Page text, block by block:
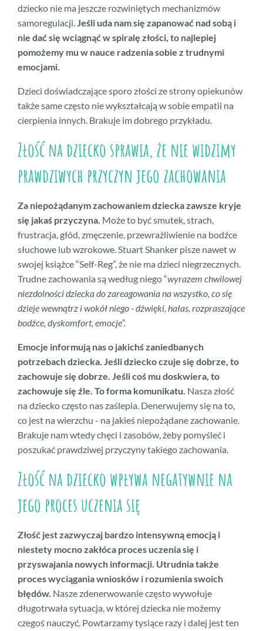
dziecko nie ma jeszcze rozwiniętych mechanizmów
samoregulacji.Jeśli uda nam się zapanować nad sobą i
nie dać się wciągnąć w spiralę złości, to najlepiej
pomożemy mu w nauce radzenia sobie z trudnymi
emocjami.
Dzieci doświadczające sporo złości ze strony opiekunów
także same często nie wykształcają w sobie empatii na
cierpienia innych. Brakuje im dobrego przykładu.
Złość na dziecko sprawia, że nie widzimy
prawdziwych przyczyn jego zachowania
Za niepożądanym zachowaniem dziecka zawsze kryje
się jakaś przyczyna. Może to być smutek, strach,
frustracja, głód, zmęczenie, przewrażliwienie na bodźce
słuchowe lub wzrokowe. Stuart Shanker pisze nawet w
swojej książce “Self-Reg”, że nie ma dzieci niegrzecznych.
Trudne zachowania są według niego “wyrazem chwilowej
niezdolności dziecka do zareagowania na wszystko, co się
dzieje wewnątrz i wokół niego - dźwięki, hałas, rozpraszające
bodźce, dyskomfort, emocje”.
Emocje informują nas o jakichś zaniedbanych
potrzebach dziecka. Jeśli dziecko czuje się dobrze, to
zachowuje się dobrze. Jeśli coś mu doskwiera, to
zachowuje się źle. To forma komunikatu. Nasza złość
na dziecko często nas zaślepia. Denerwujemy się na to,
co jest na wierzchu - na jakieś niepożądane zachowanie.
Brakuje nam wtedy chęci i zasobów, żeby pomyśleć i
poszukać prawdziwej przyczyny takiego zachowania.
Złość na dziecko wpływa negatywnie na
jego proces uczenia się
Złość jest zazwyczaj bardzo intensywną emocją i
niestety mocno zakłóca proces uczenia się i
przyswajania nowych informacji. Utrudnia także
proces wyciągania wniosków i rozumienia swoich
błędów. Nasze zdenerwowanie często wywołuje
długotrwała sytuacja, w której dziecka nie możemy
czegoś nauczyć. Powtarzamy tysiące razy i dalej jest ten